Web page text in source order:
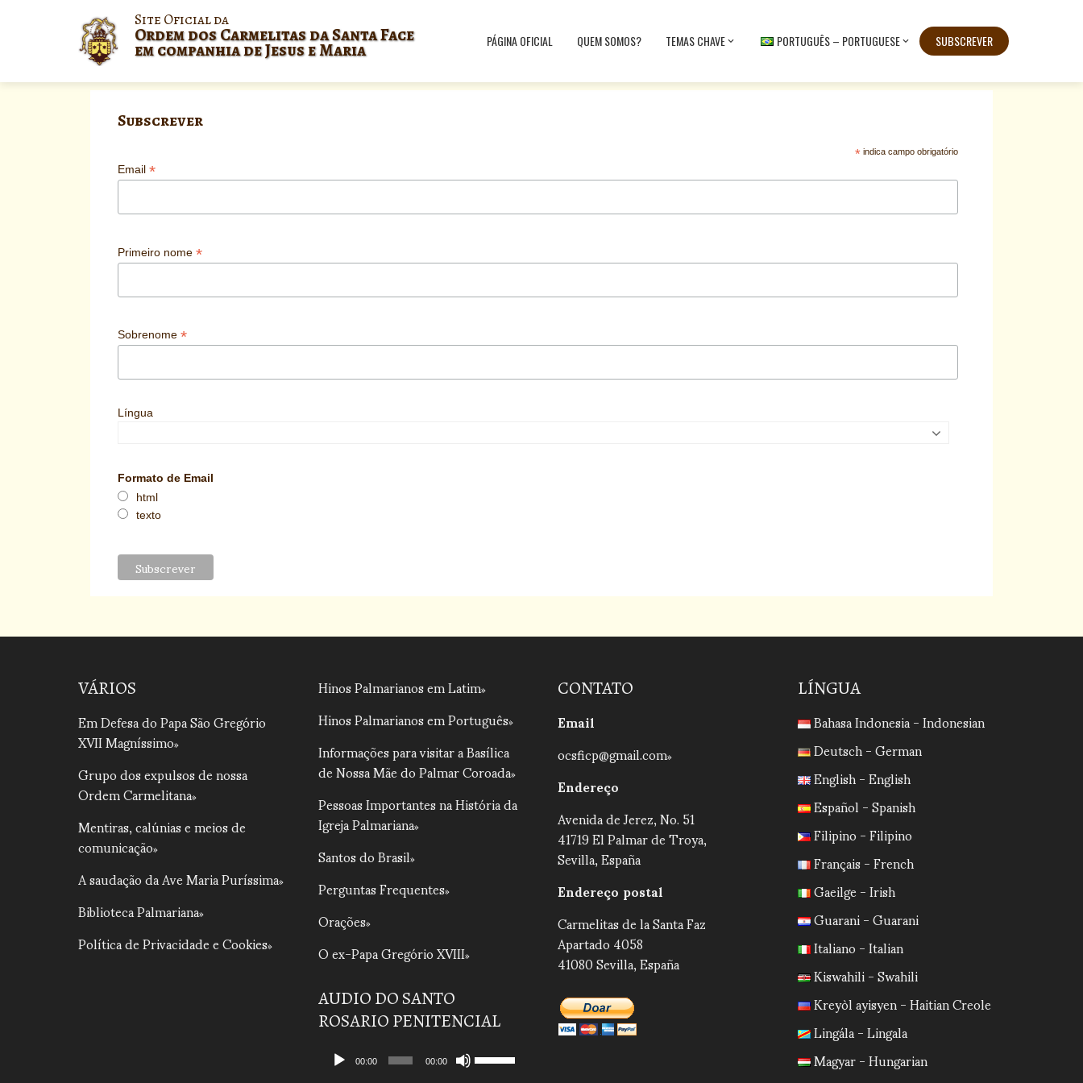
Site Oficial da
Ordem dos Carmelitas da Santa Face
em companhia de Jesus e Maria PÁGINA OFICIAL QUEM SOMOS? TEMAS CHAVE PORTUGUÊS – PORTUGUESE SUBSCREVER
Subscrever
*indica campo obrigatório
Email *
Primeiro nome *
Sobrenome *
Língua
Formato de Email
html
texto
VÁRIOS
Em Defesa do Papa São Gregório
XVII Magníssimo
Grupo dos expulsos de nossa
Ordem Carmelitana
Mentiras, calúnias e meios de
comunicação
A saudação da Ave Maria Puríssima
Biblioteca Palmariana
Política de Privacidade e Cookies
Hinos Palmarianos em Latim
Hinos Palmarianos em Português
Informações para visitar a Basílica
de Nossa Mãe do Palmar Coroada
Pessoas Importantes na História da
Igreja Palmariana
Santos do Brasil
Perguntas Frequentes
Orações
O ex-Papa Gregório XVIII
AUDIO DO SANTO
ROSARIO PENITENCIAL
Tocador00:00 00:00
CONTATO
Email
ocsficp@gmail.com
Endereço
Avenida de Jerez, No. 51
41719 El Palmar de Troya,
Sevilla, España
Endereço postal
Carmelitas de la Santa Faz
Apartado 4058
41080 Sevilla, España
LÍNGUA
Bahasa Indonesia - Indonesian
Deutsch - German
English - English
Español - Spanish
Filipino - Filipino
Français - French
Gaeilge - Irish
Guarani - Guarani
Italiano - Italian
Kiswahili - Swahili
Kreyòl ayisyen - Haitian Creole
Lingála - Lingala
Magyar - Hungarian